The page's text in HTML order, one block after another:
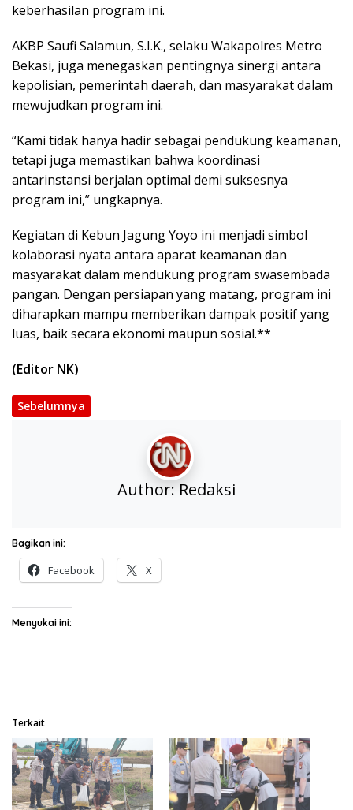
keberhasilan program ini.
AKBP Saufi Salamun, S.I.K., selaku Wakapolres Metro
Bekasi, juga menegaskan pentingnya sinergi antara
kepolisian, pemerintah daerah, dan masyarakat dalam
mewujudkan program ini.
“Kami tidak hanya hadir sebagai pendukung keamanan,
tetapi juga memastikan bahwa koordinasi
antarinstansi berjalan optimal demi suksesnya
program ini,” ungkapnya.
Kegiatan di Kebun Jagung Yoyo ini menjadi simbol
kolaborasi nyata antara aparat keamanan dan
masyarakat dalam mendukung program swasembada
pangan. Dengan persiapan yang matang, program ini
diharapkan mampu memberikan dampak positif yang
luas, baik secara ekonomi maupun sosial.**
(Editor NK)
Sebelumnya
Author: Redaksi
Bagikan ini:
Facebook X
Menyukai ini:
Terkait